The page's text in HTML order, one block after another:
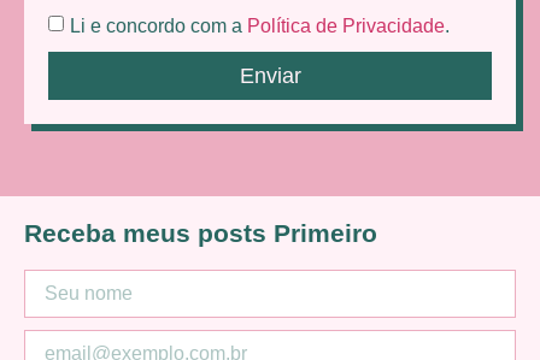
Li e concordo com a Política de Privacidade.
Enviar
Receba meus posts Primeiro